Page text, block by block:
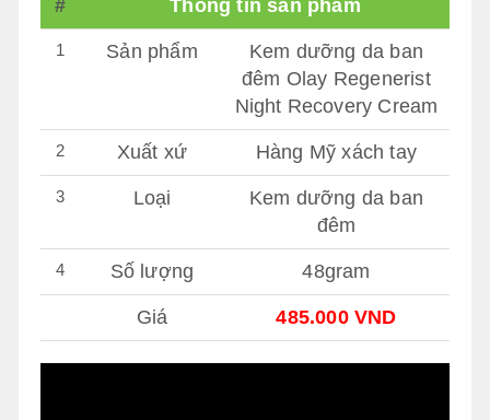
# Thông tin sản phẩm
1 Sản phẩm
Kem dưỡng da ban
đêm Olay Regenerist
Night Recovery Cream
2 Xuất xứ Hàng Mỹ xách tay
3 Loại
Kem dưỡng da ban
đêm
4 Số lượng 48gram
Giá 485.000 VND